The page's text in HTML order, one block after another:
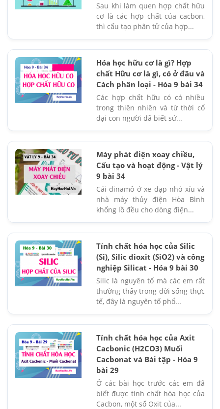
Sau khi làm quen hợp chất hữu
cơ là các hợp chất của cacbon,
thì cấu tạo phân tử của hợp...
Hóa học hữu cơ là gì? Hợp
chất Hữu cơ là gì, có ở đâu và
Cách phân loại - Hóa 9 bài 34
Các hợp chất hữu có có nhiều
trong thiên nhiên và từ thời cổ
đại con người đã biết sử...
Máy phát điện xoay chiều,
Cấu tạo và hoạt động - Vật lý
9 bài 34
Cái đinamô ở xe đạp nhỏ xíu và
nhà máy thủy điện Hòa Bình
khổng lồ đều cho dòng điện...
Tính chất hóa học của Silic
(Si), Silic dioxit (SiO2) và công
nghiệp Silicat - Hóa 9 bài 30
Silic là nguyên tố mà các em rất
thường thấy trong đời sống thực
tế, đây là nguyên tố phổ...
Tính chất hóa học của Axit
Cacbonic (H2CO3) Muối
Cacbonat và Bài tập - Hóa 9
bài 29
Ở các bài học trước các em đã
biết được tính chất hóa học của
Cacbon, một số Oxit của...